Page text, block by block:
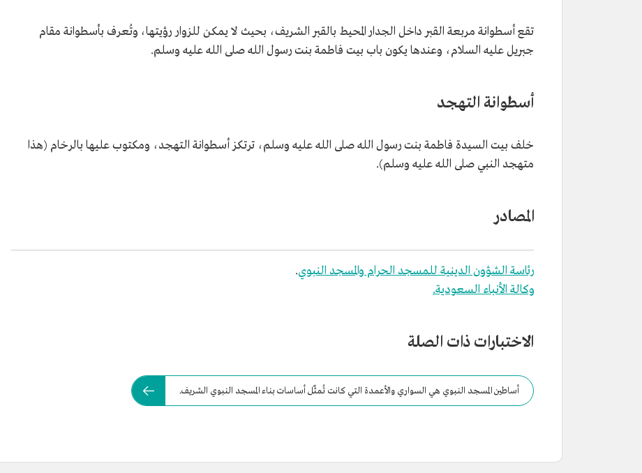
تقع أسطوانة مربعة القبر داخل الجدار المحيط بالقبر الشريف، بحيث لا يمكن للزوار رؤيتها، وتُعرف بأسطوانة مقام
جبريل عليه السلام، وعندها يكون باب بيت فاطمة بنت رسول الله صلى الله عليه وسلم.
أسطوانة التهجد
خلف بيت السيدة فاطمة بنت رسول الله صلى الله عليه وسلم، ترتكز أسطوانة التهجد، ومكتوب عليها بالرخام (هذا
متهجد النبي صلى الله عليه وسلم).
المصادر
رئاسة الشؤون الدينية للمسجد الحرام والمسجد النبوي.
وكالة الأنباء السعودية.
الاختبارات ذات الصلة
أساطين المسجد النبوي هي السواري والأعمدة التي كانت تُمثّل أساسات بناء المسجد النبوي الشريف.